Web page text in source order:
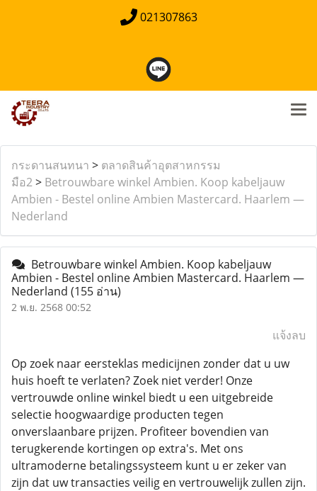
021307863
กระดานสนทนา > ตลาดสินค้าอุตสาหกรรม
มือ2> Betrouwbare winkel Ambien. Koop kabeljauw
Ambien - Bestel online Ambien Mastercard. Haarlem —
Nederland
Betrouwbare winkel Ambien. Koop kabeljauw
Ambien - Bestel online Ambien Mastercard. Haarlem —
Nederland (155 อ่าน)
2 พ.ย. 2568 00:52
แจ้งลบ
Op zoek naar eersteklas medicijnen zonder dat u uw
huis hoeft te verlaten? Zoek niet verder! Onze
vertrouwde online winkel biedt u een uitgebreide
selectie hoogwaardige producten tegen
onverslaanbare prijzen. Profiteer bovendien van
terugkerende kortingen op extra's. Met ons
ultramoderne betalingssysteem kunt u er zeker van
zijn dat uw transacties veilig en vertrouwelijk zullen zijn.